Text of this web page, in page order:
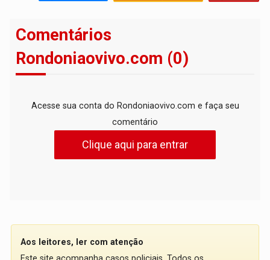
Comentários
Rondoniaovivo.com (0)
Acesse sua conta do Rondoniaovivo.com e faça seu
comentário
Clique aqui para entrar
Aos leitores, ler com atenção